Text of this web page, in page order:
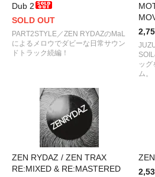
Dub 2
SOLD OUT
PART2STYLE／ZEN RYDAZのMaL
によるメロウでダビーな日常サウン
ドトラック続編！
ッ
ム。
ZEN RYDAZ / ZEN TRAX
RE:MIXED & RE:MASTERED